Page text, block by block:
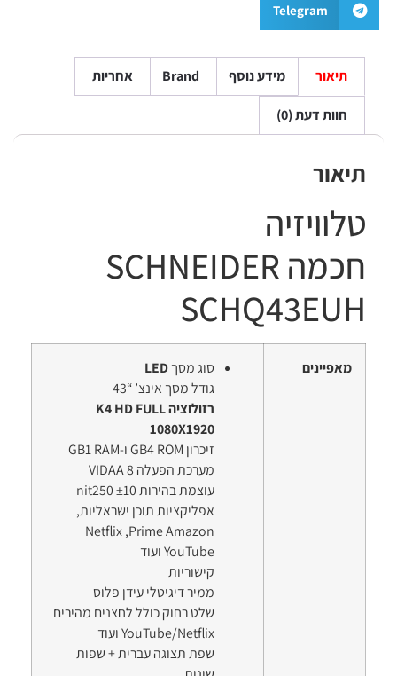
Telegram
תיאור מידע נוסף Brand אחריות
חוות דעת (0)
תיאור
טלוויזיה
חכמה SCHNEIDER
SCHQ43EUH
מאפיינים סוג מסךLED
גודל מסך אינצ’ “43
רזולוציה K4 HD FULL
1080X1920
זיכרון GB4 ROM ו-GB1 RAM
מערכת הפעלה 8 VIDAA
עוצמת בהירות ±10 nit250
אפליקציות תוכן ישראליות,
Netflix ,Prime Amazon
YouTube ועוד
קישוריות
ממיר דיגיטלי עידן פלוס
שלט רחוק כולל לחצנים מהירים
YouTube/Netflix ועוד
שפת תצוגה עברית + שפות